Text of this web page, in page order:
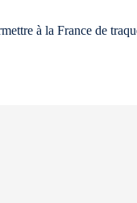
à la France de